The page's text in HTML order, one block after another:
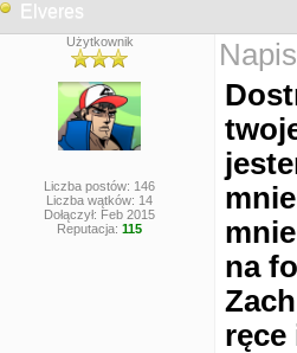
Elveres
Użytkownik
Liczba postów: 146
Liczba wątków: 14
Dołączył: Feb 2015
Reputacja: 115
na
ręce